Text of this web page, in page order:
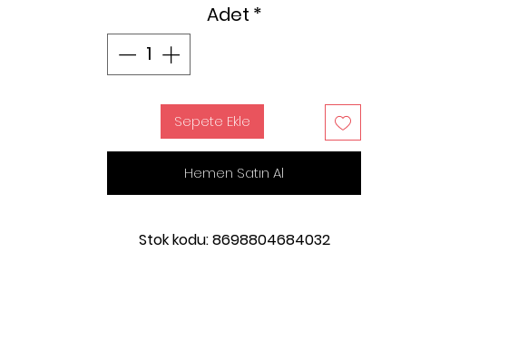
Adet *
Sepete Ekle
Hemen Satın Al
Stok kodu: 8698804684032